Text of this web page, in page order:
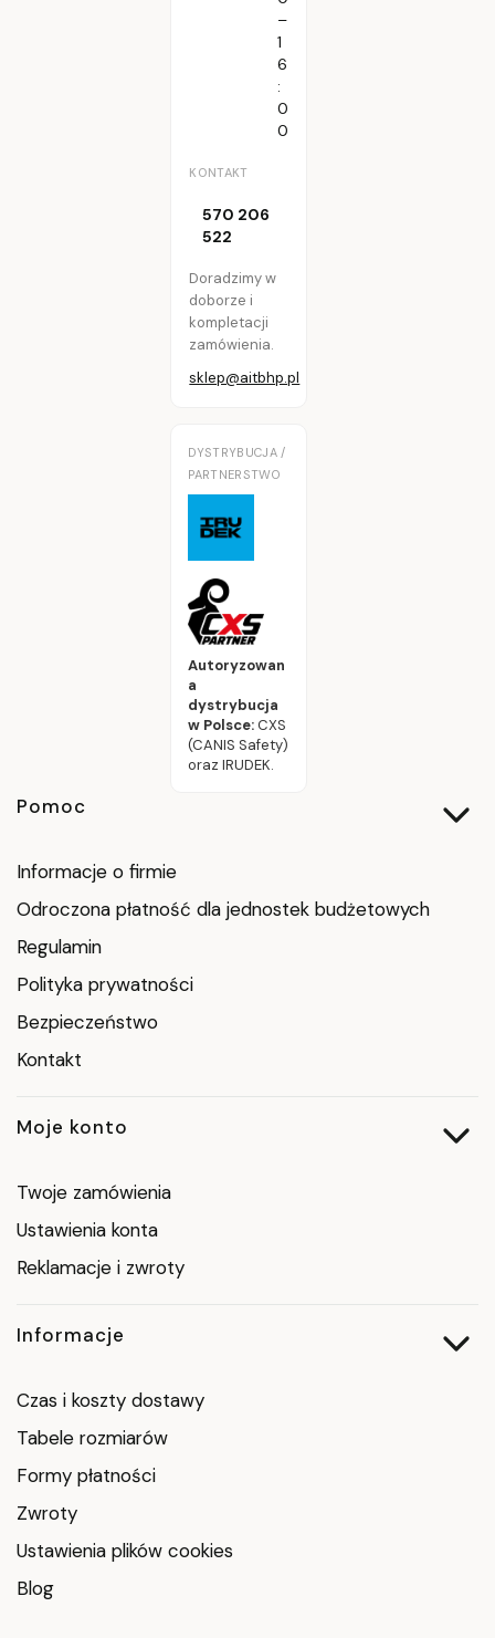
–
1
6
:
0
0
KONTAKT
570 206
522
Doradzimy w
doborze i
kompletacji
zamówienia.
sklep@aitbhp.pl
DYSTRYBUCJA /
PARTNERSTWO
Autoryzowan
a
dystrybucja
w Polsce:CXS
(CANIS Safety)
oraz IRUDEK.
Linki w stopce
Pomoc
Informacje o firmie
Odroczona płatność dla jednostek budżetowych
Regulamin
Polityka prywatności
Bezpieczeństwo
Kontakt
Moje konto
Twoje zamówienia
Ustawienia konta
Reklamacje i zwroty
Informacje
Czas i koszty dostawy
Tabele rozmiarów
Formy płatności
Zwroty
Ustawienia plików cookies
Blog